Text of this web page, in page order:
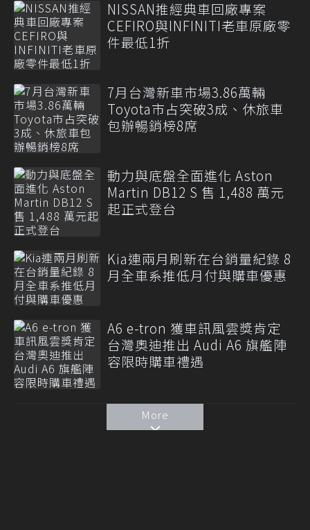
NISSAN推經典車回廠專案
CEFIRO與INFINITI老車原廠零
件最低1折
7月台灣新車市場3.86萬輛
Toyota市占突破3成、休旅車
包辦暢銷榜8席
動力與底盤全面進化 Aston
Martin DB12 S 售 1,488 萬元
起正式登台
Kia連兩月刷新在台銷量紀錄 8
月全車系推低月付與購車優惠
A6 e-tron 獲車訊風雲獎肯定
台灣奧迪推出 Audi A6 旗艦陣
容限時購車禮遇
More